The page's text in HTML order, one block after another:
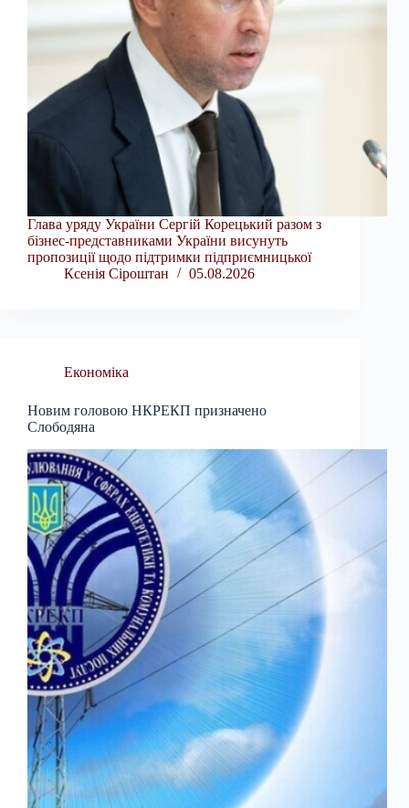
Глава уряду України Сергій Корецький разом з
бізнес-представниками України висунуть
пропозиції щодо підтримки підприємницької
Ксенія Сіроштан
05.08.2026
Економіка
Новим головою НКРЕКП призначено
Слободяна